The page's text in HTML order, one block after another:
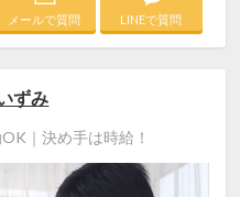
メールで質問 LINEで質問
ずみ
｜決め手は時給！